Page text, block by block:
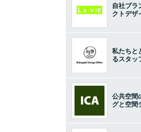
自社ブラ
クトデザ
私たちと
るスタッ
公共空間
グと空間